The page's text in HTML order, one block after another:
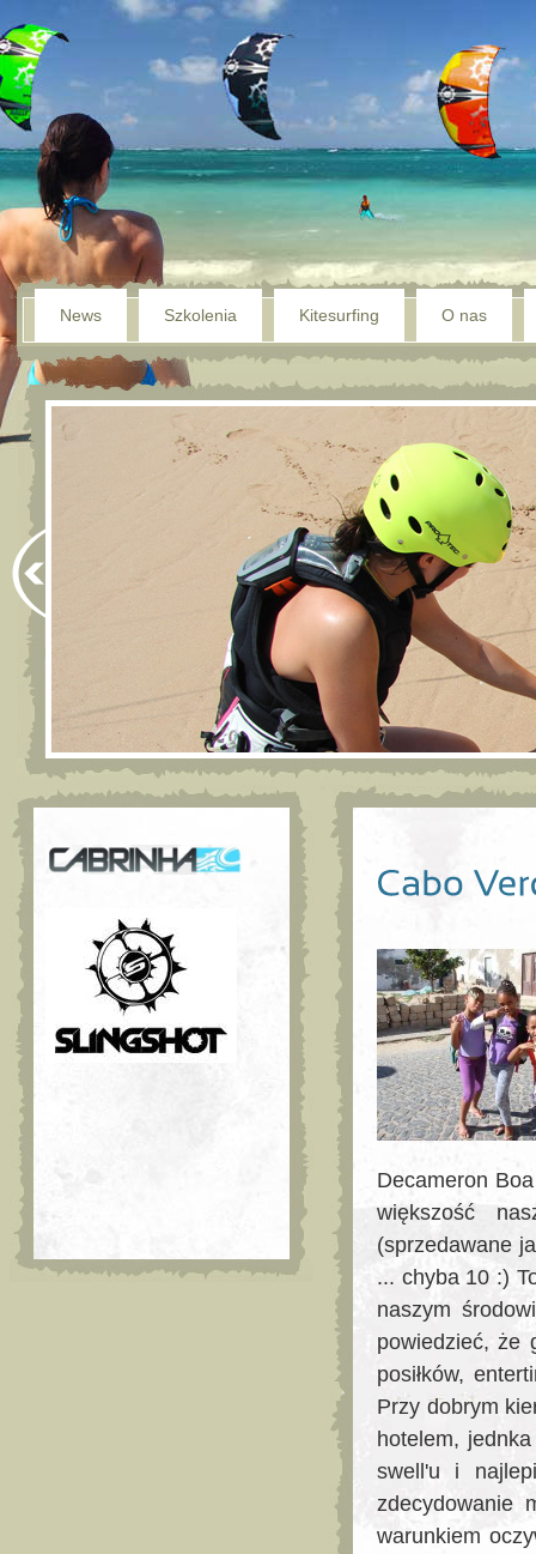
News Szkolenia Kitesurfing O nas
Decameron
większość
(sprzedawane
... chyba 10 :)
naszym
powiedzieć, że
posiłków,
Przy dobrym
hotelem,
swell'u i
zdecydowanie
warunkiem